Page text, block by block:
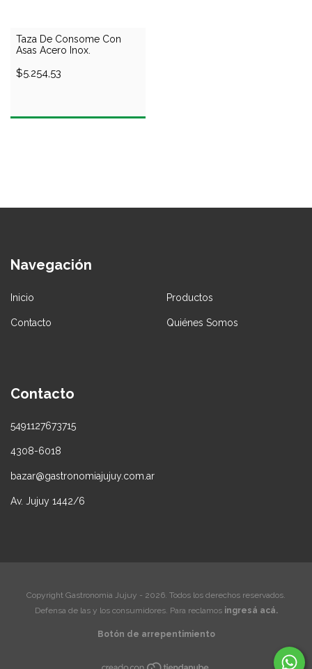
Taza De Consome Con
Asas Acero Inox.
$5.254,53
Navegación
Inicio Productos
Contacto Quiénes Somos
Contacto
5491127673715
4308-6018
bazar@gastronomiajujuy.com.ar
Av. Jujuy 1442/6
Copyright Gastronomia Jujuy - 2026. Todos los derechos reservados.
Defensa de las y los consumidores. Para reclamos ingresá acá.
Botón de arrepentimiento